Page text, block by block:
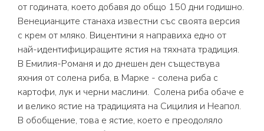
от годината, което добавя до общо 150 дни годишно.
Венецианците станаха известни със своята версия
с крем от мляко. Вицентини я направиха едно от
най-идентифициращите ястия на тяхната традиция.
В Емилия-Романя и до днешен ден съществува
яхния от солена риба, в Марке - солена риба с
картофи, лук и черни маслини. Солена риба обаче е
и велико ястие на традицията на Сицилия и Неапол.
В обобщение, това е ястие, което е преодоляло